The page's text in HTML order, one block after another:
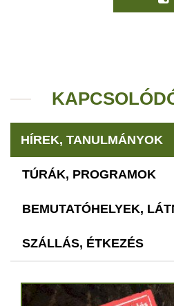
HÍREK, TANULMÁNYOK
TÚRÁK, PROGRAMOK
BEMUTATÓHELYEK,
SZÁLLÁS, ÉTKEZÉS